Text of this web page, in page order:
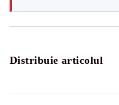
Distribuie articolul